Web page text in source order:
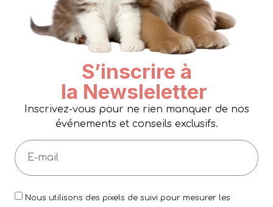
S’inscrire à
la Newsleletter
Inscrivez-vous pour ne rien manquer de nos
événements et conseils exclusifs.
Nous utilisons des pixels de suivi pour mesurer les